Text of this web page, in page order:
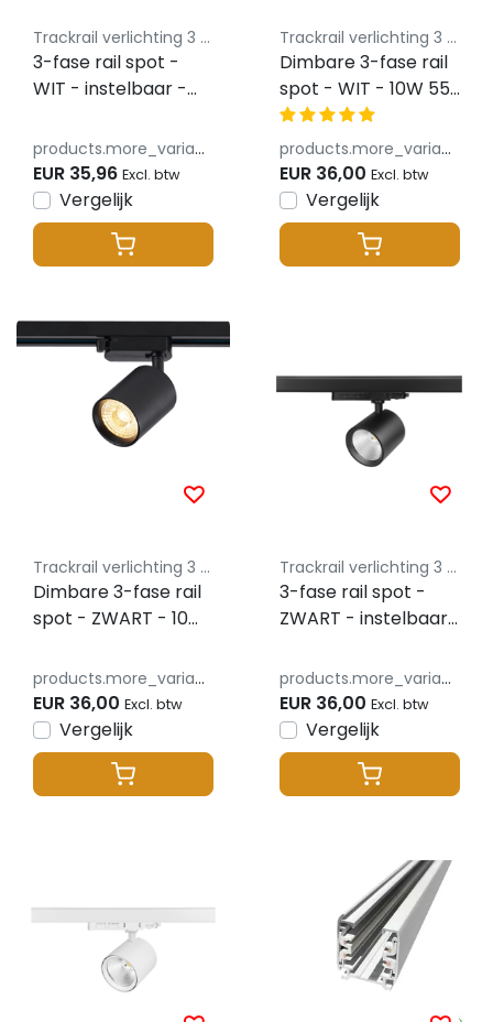
Trackrail verlichting 3 fase lusus - budget vriendelijke railverlichting
3-fase rail spot -
WIT - instelbaar -
ROSA -
2700/3000/4000K
products.more_variants_available
EUR 35,96 Excl. btw
Vergelijk
Trackrail verlichting 3 fase lusus - budget vriendelijke railverlichting
Dimbare 3-fase rail
spot - WIT - 10W 55°
- PANDO
products.more_variants_available
EUR 36,00 Excl. btw
Vergelijk
Trackrail verlichting 3 fase lusus - budget vriendelijke railverlichting
Dimbare 3-fase rail
spot - ZWART - 10W
products.more_variants_available
EUR 36,00 Excl. btw
Vergelijk
Trackrail verlichting 3 fase lusus - budget vriendelijke railverlichting
3-fase rail spot -
ZWART - instelbaar
- JASMIN -
2700/3000/4000K
products.more_variants_available
EUR 36,00 Excl. btw
Vergelijk